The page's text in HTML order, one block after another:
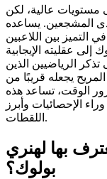
مستويات عالية، لكن
المشجعين. يساعده
التميز بين اللاعبين
إلى عقليته الإيجابية
الرياضيين الذين
يجعله قريبًا من
الوقت، تساعد هذه
الإحصائيات وأبرز
اللقطات.
بها لهنري
بولوك؟